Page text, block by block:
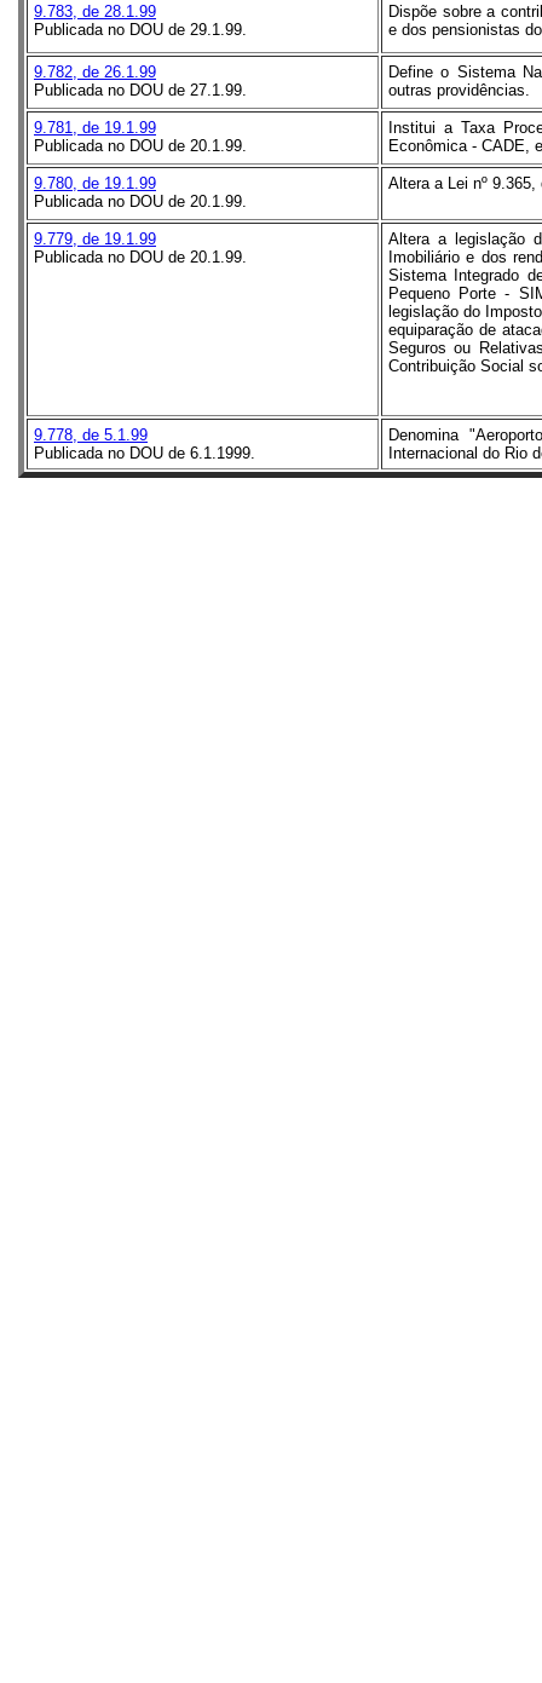
9.783, de 28.1.99
Publicada no DOU de 29.1.99.
Dispõe sobre a
e dos pensionistas
9.782, de 26.1.99
Publicada no DOU de 27.1.99.
Define o Sistema
outras providências.
9.781, de 19.1.99
Publicada no DOU de 20.1.99.
Institui a Taxa
Econômica - CADE,
9.780, de 19.1.99
Publicada no DOU de 20.1.99.
Altera a Lei nº
9.779, de 19.1.99
Publicada no DOU de 20.1.99.
Altera a legislação
Imobiliário e dos
Sistema Integrado
Pequeno Porte -
legislação do
equiparação de
Seguros ou
Contribuição Social
9.778, de 5.1.99
Publicada no DOU de 6.1.1999.
Denomina
Internacional do Rio